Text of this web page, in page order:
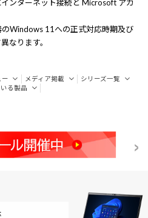
ンターネット接続と Microsoft アカ
Windows 11への正式対応時期及び
なります。
ー メディア掲載
シリーズ一覧
る製品